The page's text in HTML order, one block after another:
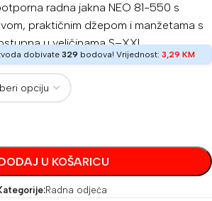
radna jakna NEO 81-550 s
praktičnim džepom i manžetama s
u veličinama S–XXL.
dobivate 329 bodova! Vrijednost: 3,29 KM
U KOŠARICU
Radna odjeća